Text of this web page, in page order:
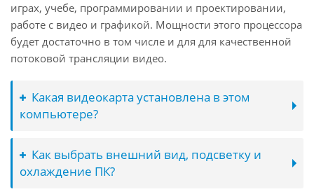
играх, учебе, программировании и проектировании,
работе с видео и графикой. Мощности этого процессора
будет достаточно в том числе и для для качественной
потоковой трансляции видео.
Какая видеокарта установлена в этом
компьютере?
Как выбрать внешний вид, подсветку и
охлаждение ПК?